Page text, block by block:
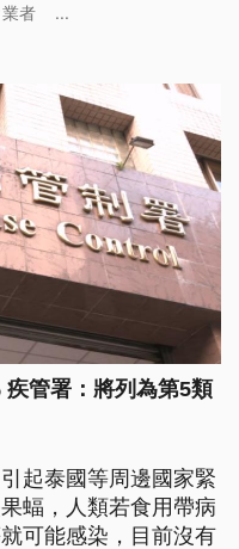
）日裁定業者羈押禁
業者 ...
管署：將列為第5類
起泰國等周邊國家緊
蝠，人類若食用帶病
可能感染，目前沒有